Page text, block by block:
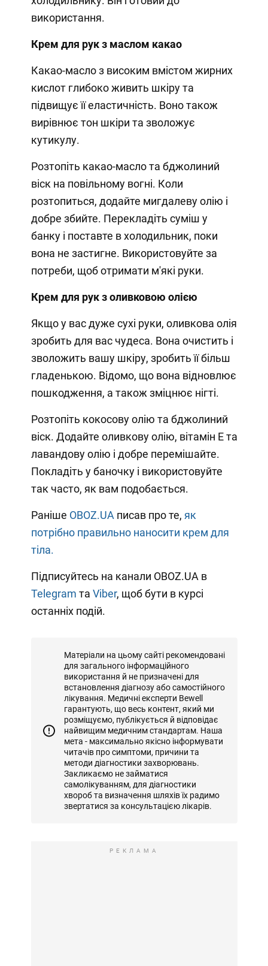
використання.
Крем для рук з маслом какао
Какао-масло з високим вмістом жирних
кислот глибоко живить шкіру та
підвищує її еластичність. Воно також
вирівнює тон шкіри та зволожує
кутикулу.
Розтопіть какао-масло та бджолиний
віск на повільному вогні. Коли
розтопиться, додайте мигдалеву олію і
добре збийте. Перекладіть суміш у
банку і поставте в холодильник, поки
вона не застигне. Використовуйте за
потреби, щоб отримати м'які руки.
Крем для рук з оливковою олією
Якщо у вас дуже сухі руки, оливкова олія
зробить для вас чудеса. Вона очистить і
зволожить вашу шкіру, зробить її більш
гладенькою. Відомо, що вона відновлює
пошкодження, а також зміцнює нігті.
Розтопіть кокосову олію та бджолиний
віск. Додайте оливкову олію, вітамін Е та
лавандову олію і добре перемішайте.
Покладіть у баночку і використовуйте
так часто, як вам подобається.
Раніше OBOZ.UA писав про те, як
потрібно правильно наносити крем для
тіла.
Підписуйтесь на канали OBOZ.UA в
Telegram та Viber, щоб бути в курсі
останніх подій.
Матеріали на цьому сайті рекомендовані
для загального інформаційного
використання й не призначені для
встановлення діагнозу або самостійного
лікування. Медичні експерти Bewell
гарантують, що весь контент, який ми
розміщуємо, публікується й відповідає
найвищим медичним стандартам. Наша
мета - максимально якісно інформувати
читачів про симптоми, причини та
методи діагностики захворювань.
Закликаємо не займатися
самолікуванням, для діагностики
хвороб та визначення шляхів їх радимо
звертатися за консультацією лікарів.
РЕКЛАМА